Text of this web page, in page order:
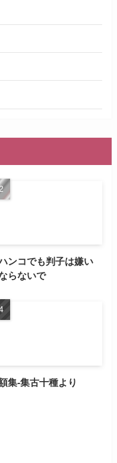
ンコでも判子は嫌い
らないで
集-集古十種より